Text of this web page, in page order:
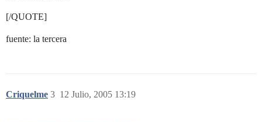
[/QUOTE]
fuente: la tercera
Criquelme 12 Julio, 2005 13:19
3